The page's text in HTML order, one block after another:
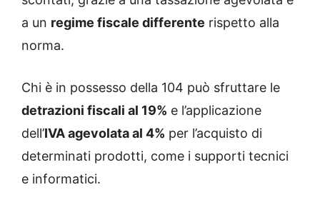
a un regime fiscale differente rispetto alla
norma.
Chi è in possesso della 104 può sfruttare le
detrazioni fiscali al 19% e l’applicazione
dell’IVA agevolata al 4% per l’acquisto di
determinati prodotti, come i supporti tecnici
e informatici.